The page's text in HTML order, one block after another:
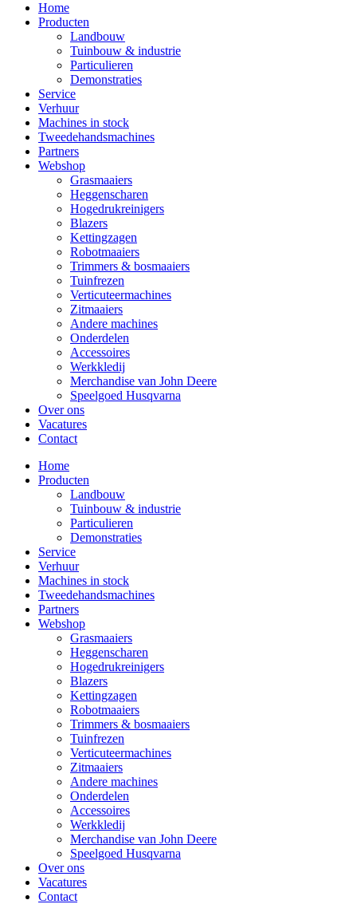
Home
Producten
Landbouw
Tuinbouw & industrie
Particulieren
Demonstraties
Service
Verhuur
Machines in stock
Tweedehandsmachines
Partners
Webshop
Grasmaaiers
Heggenscharen
Hogedrukreinigers
Blazers
Kettingzagen
Robotmaaiers
Trimmers & bosmaaiers
Tuinfrezen
Verticuteermachines
Zitmaaiers
Andere machines
Onderdelen
Accessoires
Werkkledij
Merchandise van John Deere
Speelgoed Husqvarna
Over ons
Vacatures
Contact
Home
Producten
Landbouw
Tuinbouw & industrie
Particulieren
Demonstraties
Service
Verhuur
Machines in stock
Tweedehandsmachines
Partners
Webshop
Grasmaaiers
Heggenscharen
Hogedrukreinigers
Blazers
Kettingzagen
Robotmaaiers
Trimmers & bosmaaiers
Tuinfrezen
Verticuteermachines
Zitmaaiers
Andere machines
Onderdelen
Accessoires
Werkkledij
Merchandise van John Deere
Speelgoed Husqvarna
Over ons
Vacatures
Contact